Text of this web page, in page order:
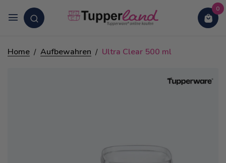
0
Home Aufbewahren Ultra Clear 500 ml